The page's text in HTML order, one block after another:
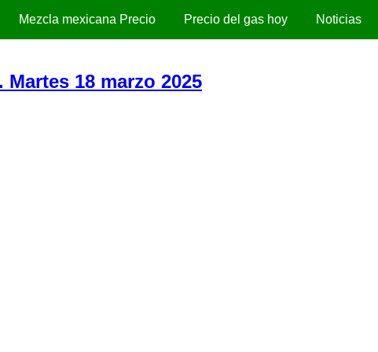
Mezcla mexicana Precio Precio del gas hoy Noticias
18 marzo 2025